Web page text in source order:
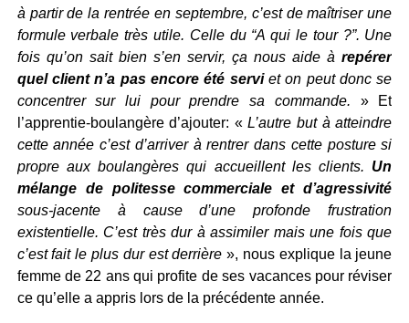
à partir de la rentrée en septembre, c’est de maîtriser une
formule verbale très utile. Celle du “A qui le tour ?”. Une
fois qu’on sait bien s’en servir, ça nous aide àrepérer
quel client n’a pas encore été serviet on peut donc se
concentrer sur lui pour prendre sa commande. » Et
l’apprentie-boulangère d’ajouter: «L’autre but à atteindre
cette année c’est d’arriver à rentrer dans cette posture si
propre aux boulangères qui accueillent les clients. Un
mélange de politesse commerciale et d’agressivité
sous-jacente à cause d’une profonde frustration
existentielle. C’est très dur à assimiler mais une fois que
c’est fait le plus dur est derrière», nous explique la jeune
femme de 22 ans qui profite de ses vacances pour réviser
ce qu’elle a appris lors de la précédente année.